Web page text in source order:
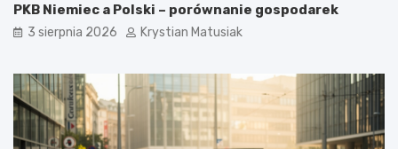
PKB Niemiec a Polski – porównanie gospodarek
3 sierpnia 2026 Krystian Matusiak